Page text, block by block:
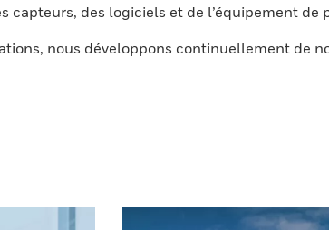
des logiciels et de l’équipement de
nous développons continuellement de